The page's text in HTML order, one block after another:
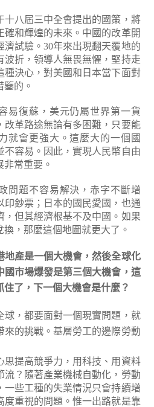
十八屆三中全會提出的國策，將
確和輝煌的未來。中國的改革開
濟試驗。30年來出現翻天覆地的
波折，領導人無畏無懼，堅持走
種決心，對美國和日本當下面對
鑒的。
易復蘇，美元仍屬世界第一貨
改革路途無論有多困難，只要能
就會更強大。這麼大的一個國
不容易。因此，實現人民幣自由
常重要。
問題不容易解決，赤字不斷增
印鈔票；日本的國民愛國，也通
，但其經濟根基不及中國。如果
換，那麼這個地圖就更大了。
地產是一個大機會，然後全球化
國市場爆發是第三個大機會，這
住了，下一個大機會是什麼？
球，都要面對一個現實問題，就
來的挑戰。基層勞工的邊際勞動
思提高競爭力，用科技、用資料
流？隨著產業機械自動化，勞動
一些工種的失業情況只會持續增
度重視的問題。惟一出路就是靠